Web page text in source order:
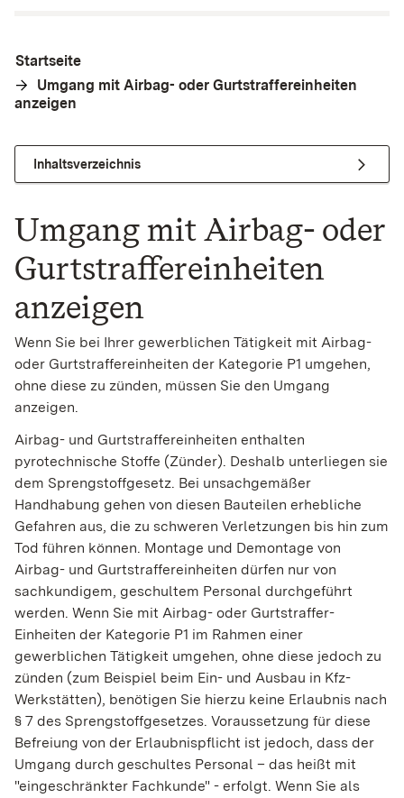
Startseite
Umgang mit Airbag- oder Gurtstraffereinheiten
anzeigen
Inhaltsverzeichnis
Umgang mit Airbag- oder
Gurtstraffereinheiten
anzeigen
Wenn Sie bei Ihrer gewerblichen Tätigkeit mit Airbag-
oder Gurtstraffereinheiten der Kategorie P1 umgehen,
ohne diese zu zünden, müssen Sie den Umgang
anzeigen.
Airbag- und Gurtstraffereinheiten enthalten
pyrotechnische Stoffe (Zünder). Deshalb unterliegen sie
dem Sprengstoffgesetz. Bei unsachgemäßer
Handhabung gehen von diesen Bauteilen erhebliche
Gefahren aus, die zu schweren Verletzungen bis hin zum
Tod führen können. Montage und Demontage von
Airbag- und Gurtstraffereinheiten dürfen nur von
sachkundigem, geschultem Personal durchgeführt
werden. Wenn Sie mit Airbag- oder Gurtstraffer-
Einheiten der Kategorie P1 im Rahmen einer
gewerblichen Tätigkeit umgehen, ohne diese jedoch zu
zünden (zum Beispiel beim Ein- und Ausbau in Kfz-
Werkstätten), benötigen Sie hierzu keine Erlaubnis nach
§ 7 des Sprengstoffgesetzes. Voraussetzung für diese
Befreiung von der Erlaubnispflicht ist jedoch, dass der
Umgang durch geschultes Personal – das heißt mit
"eingeschränkter Fachkunde" - erfolgt. Wenn Sie als